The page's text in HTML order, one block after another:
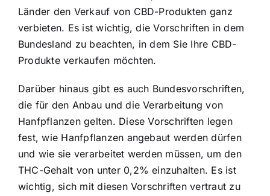
Länder den Verkauf von CBD-Produkten ganz
verbieten. Es ist wichtig, die Vorschriften in dem
Bundesland zu beachten, in dem Sie Ihre CBD-
Produkte verkaufen möchten.
Darüber hinaus gibt es auch Bundesvorschriften,
die für den Anbau und die Verarbeitung von
Hanfpflanzen gelten. Diese Vorschriften legen
fest, wie Hanfpflanzen angebaut werden dürfen
und wie sie verarbeitet werden müssen, um den
THC-Gehalt von unter 0,2% einzuhalten. Es ist
wichtig, sich mit diesen Vorschriften vertraut zu